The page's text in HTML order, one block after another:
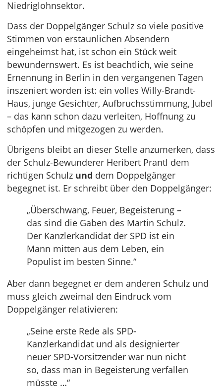
Niedriglohnsektor.
Dass der Doppelgänger Schulz so viele positive
Stimmen von erstaunlichen Absendern
eingeheimst hat, ist schon ein Stück weit
bewundernswert. Es ist beachtlich, wie seine
Ernennung in Berlin in den vergangenen Tagen
inszeniert worden ist: ein volles Willy-Brandt-
Haus, junge Gesichter, Aufbruchsstimmung, Jubel
– das kann schon dazu verleiten, Hoffnung zu
schöpfen und mitgezogen zu werden.
Übrigens bleibt an dieser Stelle anzumerken, dass
der Schulz-Bewunderer Heribert Prantl dem
richtigen Schulz und dem Doppelgänger
begegnet ist. Er schreibt über den Doppelgänger:
„Überschwang, Feuer, Begeisterung –
das sind die Gaben des Martin Schulz.
Der Kanzlerkandidat der SPD ist ein
Mann mitten aus dem Leben, ein
Populist im besten Sinne.“
Aber dann begegnet er dem anderen Schulz und
muss gleich zweimal den Eindruck vom
Doppelgänger relativieren:
„Seine erste Rede als SPD-
Kanzlerkandidat und als designierter
neuer SPD-Vorsitzender war nun nicht
so, dass man in Begeisterung verfallen
müsste …“